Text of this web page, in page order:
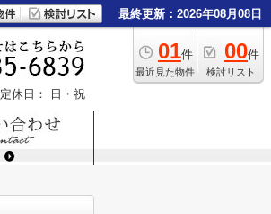
最終更新：2026年08月08日
01件
最近見た物件
00件
検討リスト
定休日： 日・祝